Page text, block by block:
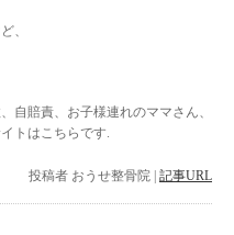
、
自賠責、お子様連れのママさん、
トはこちらです.
投稿者 おうせ整骨院 | 記事URL